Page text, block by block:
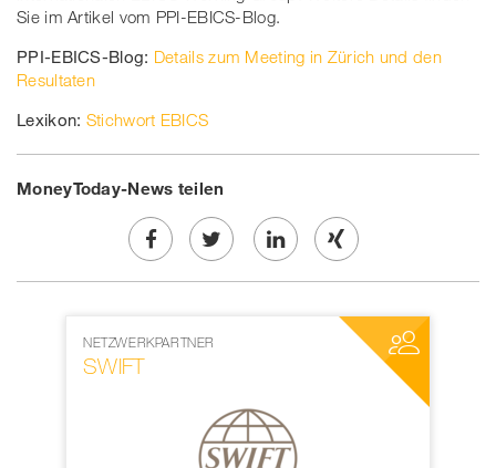
Sie im Artikel vom PPI-EBICS-Blog.
PPI-EBICS-Blog: Details zum Meeting in Zürich und den
Resultaten
Lexikon: Stichwort EBICS
MoneyToday-News teilen
Share
Facebook
Twe
twitt
er
Share Share
on
NETZWERKPARTNER
SWIFT